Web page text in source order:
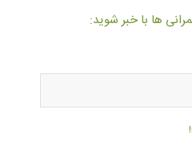
ها با خبر شوید: